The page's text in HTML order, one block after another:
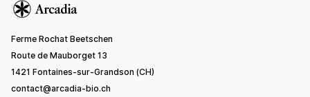
Ferme Rochat Beetschen
Route de Mauborget 13
1421 Fontaines-sur-Grandson (CH)
contact@arcadia-bio.ch